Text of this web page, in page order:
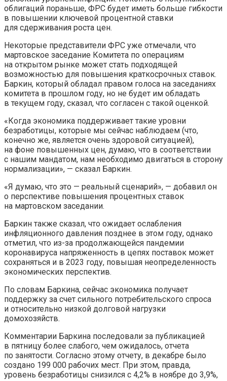
облигаций пораньше, ФРС будет иметь больше гибкости
в повышении ключевой процентной ставки
для сдерживания роста цен.
Некоторые представители ФРС уже отмечали, что
мартовское заседание Комитета по операциям
на открытом рынке может стать подходящей
возможностью для повышения краткосрочных ставок.
Баркин, который обладал правом голоса на заседаниях
комитета в прошлом году, но не будет им обладать
в текущем году, сказал, что согласен с такой оценкой.
«Когда экономика поддерживает такие уровни
безработицы, которые мы сейчас наблюдаем (что,
конечно же, является очень здоровой ситуацией),
на фоне повышенных цен, думаю, что в соответствии
с нашим мандатом, нам необходимо двигаться в сторону
нормализации», — сказал Баркин.
«Я думаю, что это — реальный сценарий», — добавил он
о перспективе повышения процентных ставок
на мартовском заседании.
Баркин также сказал, что ожидает ослабления
инфляционного давления позднее в этом году, однако
отметил, что из-за продолжающейся пандемии
коронавируса напряженность в цепях поставок может
сохраняться и в 2023 году, повышая неопределенность
экономических перспектив.
По словам Баркина, сейчас экономика получает
поддержку за счет сильного потребительского спроса
и относительно низкой долговой нагрузки
домохозяйств.
Комментарии Баркина последовали за публикацией
в пятницу более слабого, чем ожидалось, отчета
по занятости. Согласно этому отчету, в декабре было
создано 199 000 рабочих мест. При этом, правда,
уровень безработицы снизился с 4,2% в ноябре до 3,9%,